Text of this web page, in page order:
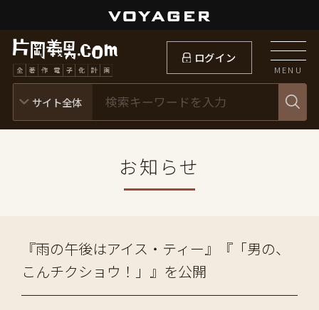
ログイン
MENU
お知らせ
『雨の午後はアイス・ティー』『「男の、
こんチクショウ！」』を公開